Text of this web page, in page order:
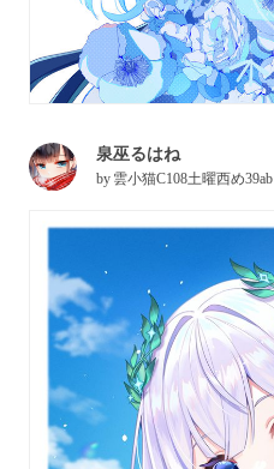
泉巫るはね
by 雲小猫C108土曜西め39ab